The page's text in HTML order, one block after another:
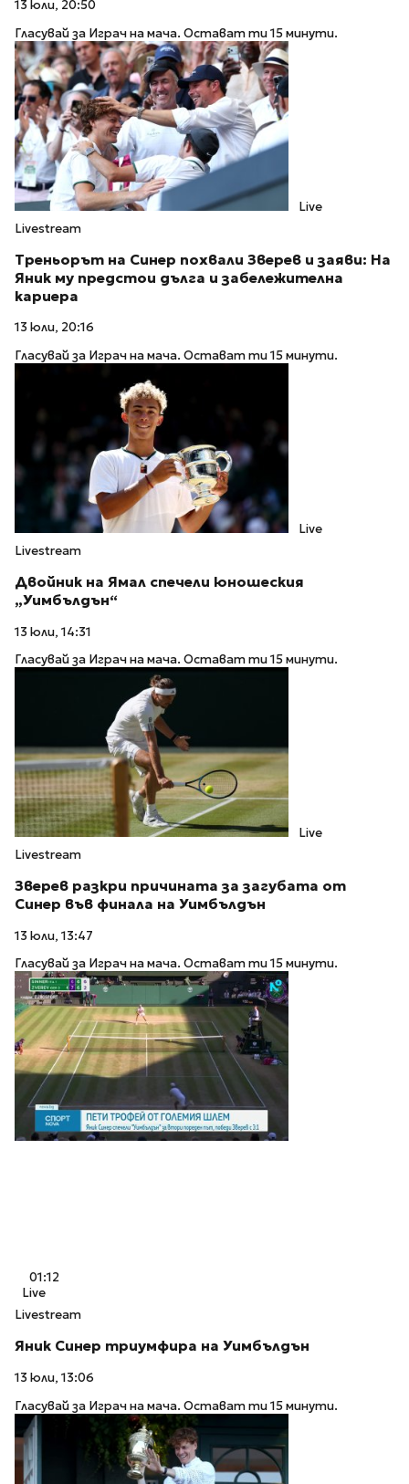
13 юли, 20:50
Гласувай за Играч на мача. Остават ти 15 минути.
Live
Livestream
Треньорът на Синер похвали Зверев и заяви: На
Яник му предстои дълга и забележителна
кариера
13 юли, 20:16
Гласувай за Играч на мача. Остават ти 15 минути.
Live
Livestream
Двойник на Ямал спечели юношеския
„Уимбълдън“
13 юли, 14:31
Гласувай за Играч на мача. Остават ти 15 минути.
Live
Livestream
Зверев разкри причината за загубата от
Синер във финала на Уимбълдън
13 юли, 13:47
Гласувай за Играч на мача. Остават ти 15 минути.
01:12
Live
Livestream
Яник Синер триумфира на Уимбълдън
13 юли, 13:06
Гласувай за Играч на мача. Остават ти 15 минути.